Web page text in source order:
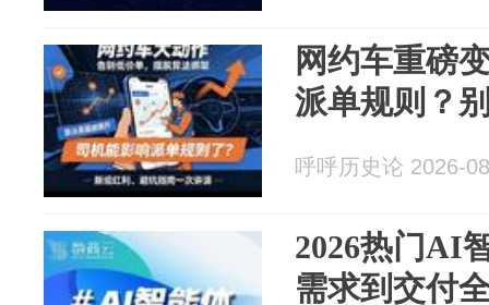
网约车重磅
派单规则？
呼呼历史论 2026-
2026热门AI
需求到交付